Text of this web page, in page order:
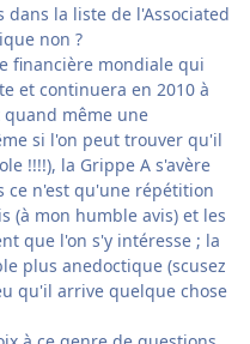
dans la liste de l'Associated
non ?
financière mondiale qui
et continuera en 2010 à
même une
si l'on peut trouver qu'il
!!!!), la Grippe A s'avère
ce n'est qu'une répétition
(à mon humble avis) et les
que l'on s'y intéresse ; la
plus anedoctique (scusez
qu'il arrive quelque chose